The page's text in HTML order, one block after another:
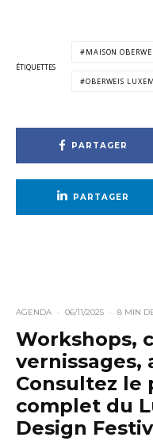
ÉTIQUETTES
MAISON
OBERWEIS
PARTAGER
PARTAGER
AGENDA · 06/11/2025 · 8 MIN
Workshops,
vernissages,
Consultez le
complet du
Design